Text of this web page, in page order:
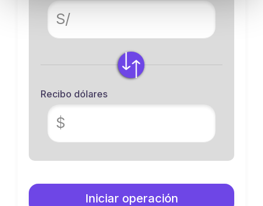
S/
Recibo dólares
$
Iniciar operación